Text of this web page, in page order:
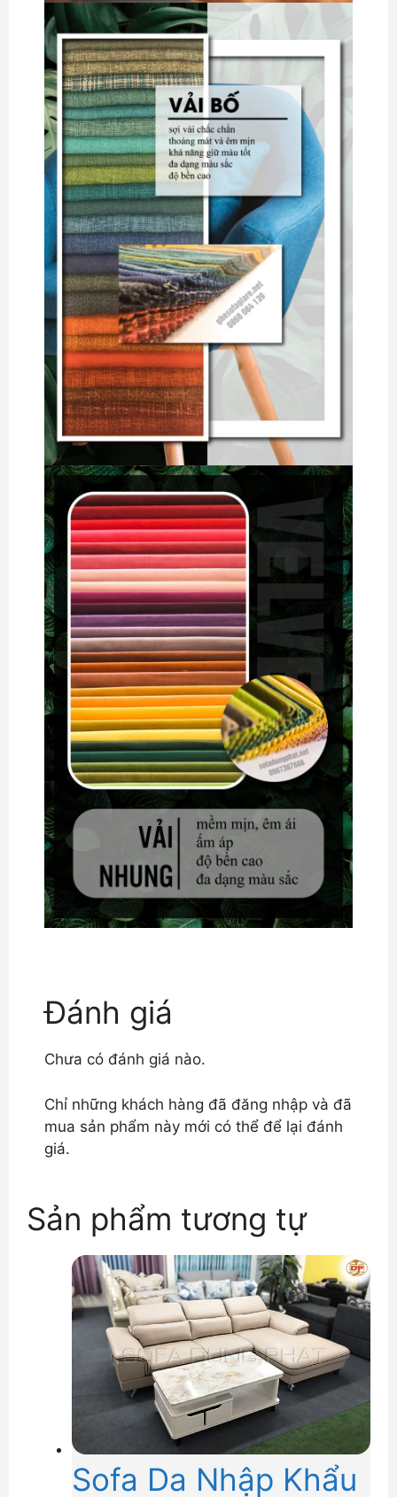
Đánh giá
Chưa có đánh giá nào.
Chỉ những khách hàng đã đăng nhập và đã
mua sản phẩm này mới có thể để lại đánh
giá.
Sản phẩm tương tự
Sofa Da Nhập Khẩu